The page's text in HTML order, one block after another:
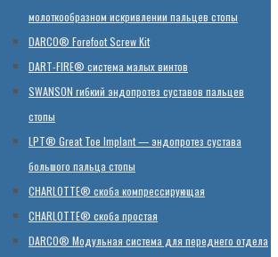
молоткообразном искривлении пальцев стопы
DARCO® Forefoot Screw Kit
DART-FIRE® система малых винтов
SWANSON гибкий эндопротез суставов пальцев
стопы
LPT® Great Toe Implant — эндопротез сустава
большого пальца стопы
CHARLOTTE® скоба компрессирующая
CHARLOTTE® скоба простая
DARCO® Модульная система для переднего отдела